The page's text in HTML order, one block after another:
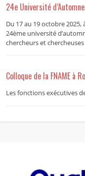
24e Université
Du 17 au 19 octobre 2025,
24ème université
chercheurs et
Colloque de la FNAME à
Les fonctions exécutives